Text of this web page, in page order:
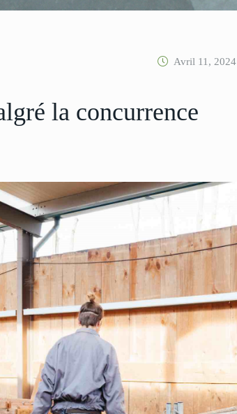
Avril 11, 2024
la concurrence